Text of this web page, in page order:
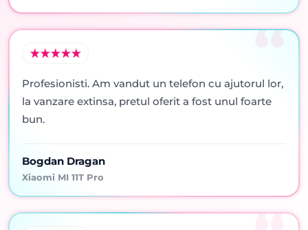
Profesionisti. Am vandut un telefon cu ajutorul lor,
la vanzare extinsa, pretul oferit a fost unul foarte
bun.
Bogdan Dragan
Xiaomi MI 11T Pro